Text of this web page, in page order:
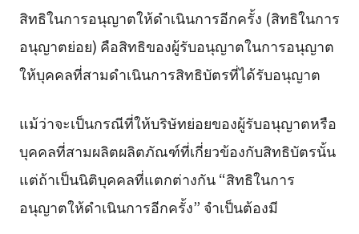
สิทธิในการอนุญาตให้ดำเนินการอีกครั้ง (สิทธิในการ
อนุญาตย่อย) คือสิทธิของผู้รับอนุญาตในการอนุญาต
ให้บุคคลที่สามดำเนินการสิทธิบัตรที่ได้รับอนุญาต
แม้ว่าจะเป็นกรณีที่ให้บริษัทย่อยของผู้รับอนุญาตหรือ
บุคคลที่สามผลิตผลิตภัณฑ์ที่เกี่ยวข้องกับสิทธิบัตรนั้น
แต่ถ้าเป็นนิติบุคคลที่แตกต่างกัน “สิทธิในการ
อนุญาตให้ดำเนินการอีกครั้ง” จำเป็นต้องมี